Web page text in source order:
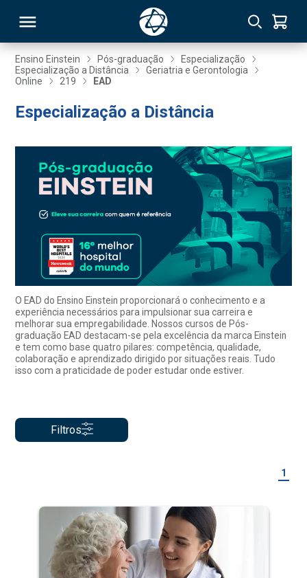
Ensino Einstein Pós-graduação
Especialização
Especialização a Distância
Geriatria e Gerontologia
Online
219 EAD
Especialização a Distância
O EAD do Ensino Einstein proporcionará o conhecimento e a
experiência necessários para impulsionar sua carreira e
melhorar sua empregabilidade. Nossos cursos de Pós-
graduação EAD destacam-se pela excelência da marca Einstein
e tem como base quatro pilares: competência, qualidade,
colaboração e aprendizado dirigido por situações reais. Tudo
isso com a praticidade de poder estudar onde estiver.
Filtros
1